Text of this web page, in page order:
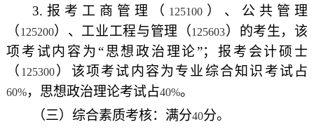
3. 报考工商管理（ 125100 ）、公共管理
（ 125200）、工业工程与管理（125603）的考生，该
项考试内容为“思想政治理论”；报考会计硕士
（ 125300 ）该项考试内容为专业综合知识考试占
60%，思想政治理论考试占40%。
（三）综合素质考核：满分40分。